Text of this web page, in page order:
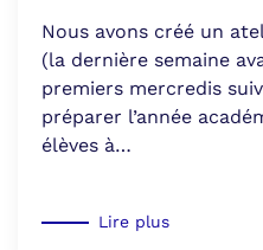
Nous avons créé un
(la dernière semaine
premiers mercredis
préparer l’année
élèves à…
Lire plus